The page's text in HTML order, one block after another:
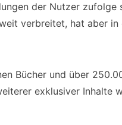
der Nutzer zufolge
verbreitet, hat aber in
Bücher und über
exklusiver Inhalte